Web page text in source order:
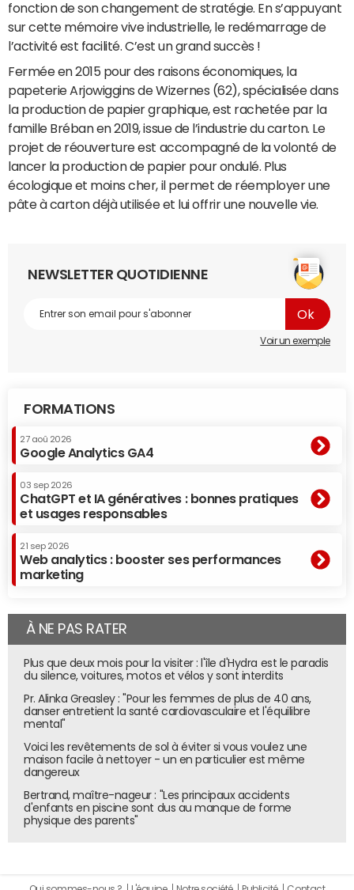
fonction de son changement de stratégie. En s’appuyant
sur cette mémoire vive industrielle, le redémarrage de
l’activité est facilité. C’est un grand succès !
Fermée en 2015 pour des raisons économiques, la
papeterie Arjowiggins de Wizernes (62), spécialisée dans
la production de papier graphique, est rachetée par la
famille Bréban en 2019, issue de l’industrie du carton. Le
projet de réouverture est accompagné de la volonté de
lancer la production de papier pour ondulé. Plus
écologique et moins cher, il permet de réemployer une
pâte à carton déjà utilisée et lui offrir une nouvelle vie.
NEWSLETTER QUOTIDIENNE
Voir un exemple
FORMATIONS
27 aoû 2026
Google Analytics GA4
03 sep 2026
ChatGPT et IA génératives : bonnes pratiques
et usages responsables
21 sep 2026
Web analytics : booster ses performances
marketing
À NE PAS RATER
Plus que deux mois pour la visiter : l'île d'Hydra est le paradis
du silence, voitures, motos et vélos y sont interdits
Pr. Alinka Greasley : "Pour les femmes de plus de 40 ans,
danser entretient la santé cardiovasculaire et l'équilibre
mental"
Voici les revêtements de sol à éviter si vous voulez une
maison facile à nettoyer - un en particulier est même
dangereux
Bertrand, maître-nageur : "Les principaux accidents
d'enfants en piscine sont dus au manque de forme
physique des parents"